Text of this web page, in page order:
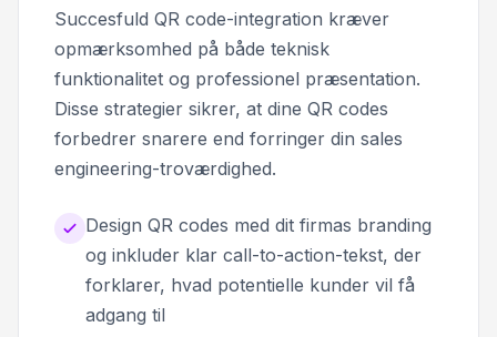
Succesfuld QR code-integration kræver
opmærksomhed på både teknisk
funktionalitet og professionel præsentation.
Disse strategier sikrer, at dine QR codes
forbedrer snarere end forringer din sales
engineering-troværdighed.
Design QR codes med dit firmas branding
og inkluder klar call-to-action-tekst, der
forklarer, hvad potentielle kunder vil få
adgang til